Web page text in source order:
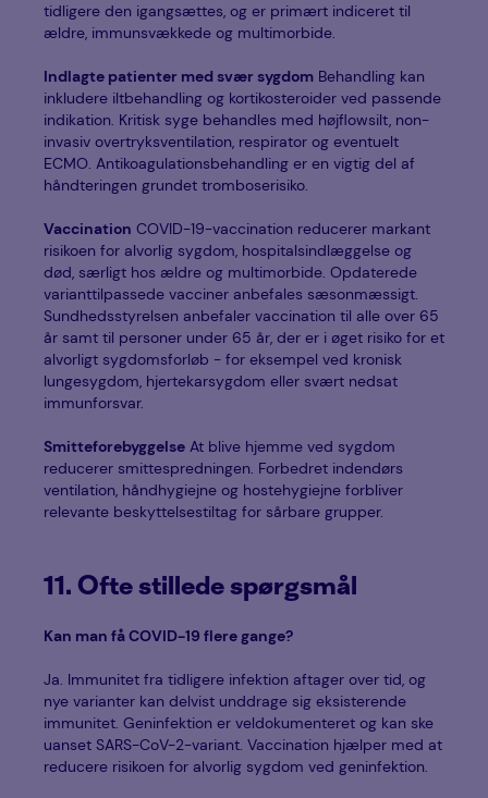
tidligere den igangsættes, og er primært indiceret til
ældre, immunsvækkede og multimorbide.
Indlagte patienter med svær sygdom Behandling kan
inkludere iltbehandling og kortikosteroider ved passende
indikation. Kritisk syge behandles med højflowsilt, non-
invasiv overtryksventilation, respirator og eventuelt
ECMO. Antikoagulationsbehandling er en vigtig del af
håndteringen grundet tromboserisiko.
Vaccination COVID-19-vaccination reducerer markant
risikoen for alvorlig sygdom, hospitalsindlæggelse og
død, særligt hos ældre og multimorbide. Opdaterede
varianttilpassede vacciner anbefales sæsonmæssigt.
Sundhedsstyrelsen anbefaler vaccination til alle over 65
år samt til personer under 65 år, der er i øget risiko for et
alvorligt sygdomsforløb - for eksempel ved kronisk
lungesygdom, hjertekarsygdom eller svært nedsat
immunforsvar.
Smitteforebyggelse At blive hjemme ved sygdom
reducerer smittespredningen. Forbedret indendørs
ventilation, håndhygiejne og hostehygiejne forbliver
relevante beskyttelsestiltag for sårbare grupper.
11. Ofte stillede spørgsmål
Kan man få COVID-19 flere gange?
Ja. Immunitet fra tidligere infektion aftager over tid, og
nye varianter kan delvist unddrage sig eksisterende
immunitet. Geninfektion er veldokumenteret og kan ske
uanset SARS-CoV-2-variant. Vaccination hjælper med at
reducere risikoen for alvorlig sygdom ved geninfektion.